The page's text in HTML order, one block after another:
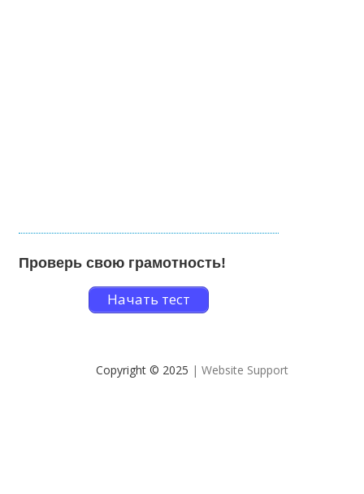
Проверь свою грамотность!
Начать тест
Copyright © 2025 | Website Support